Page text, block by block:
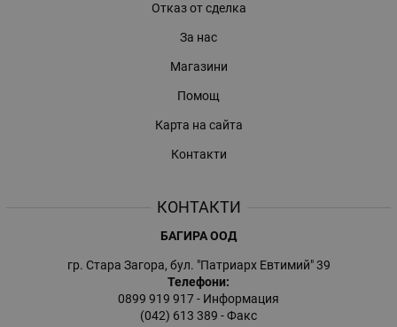
Отказ от сделка
За нас
Магазини
Помощ
Карта на сайта
Контакти
КОНТАКТИ
БАГИРА ООД
гр. Стара Загора, бул. "Патриарх Евтимий" 39
Телефони:
0899 919 917- Информация
(042) 613 389 - Факс